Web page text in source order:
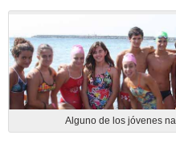
Alguno de los jóvenes